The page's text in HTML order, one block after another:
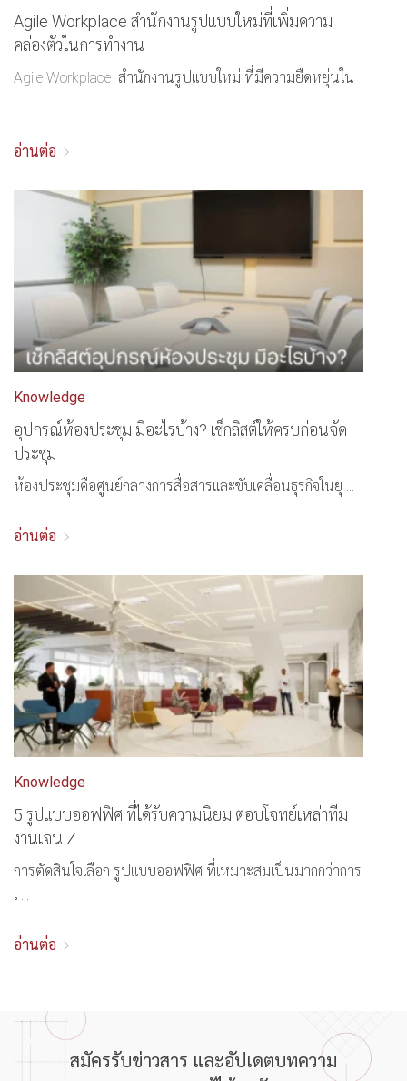
Agile Workplace สำนักงานรูปแบบใหม่ที่เพิ่มความ
คล่องตัวในการทำงาน
Agile Workplace สำนักงานรูปแบบใหม่ ที่มีความยืดหยุ่นใน
อ่านต่อ
Knowledge
อุปกรณ์ห้องประชุม มีอะไรบ้าง? เช็กลิสต์ให้ครบก่อนจัด
ประชุม
ห้องประชุมคือศูนย์กลางการสื่อสารและขับเคลื่อนธุรกิจในยุ ...
อ่านต่อ
Knowledge
5 รูปแบบออฟฟิศ ที่ได้รับความนิยม ตอบโจทย์เหล่าทีม
งานเจน Z
การตัดสินใจเลือก รูปแบบออฟฟิศ ที่เหมาะสมเป็นมากกว่าการ
เ ...
อ่านต่อ
สมัครรับข่าวสาร และอัปเดตบทความ